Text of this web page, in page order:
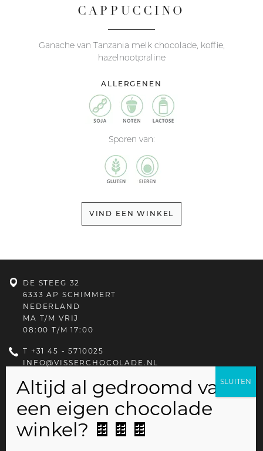
CAPPUCCINO
Ganache van Tanzania melk chocolade, koffie,
hazelnootpraline
ALLERGENEN
Sporen van:
VIND EEN WINKEL
DE STEEG 32
6333 AP SCHIMMERT
NEDERLAND
MA T/M VRIJ
08:00 T/M 17:00
T +31 45 - 5710025
INFO@VISSERCHOCOLADE.NL